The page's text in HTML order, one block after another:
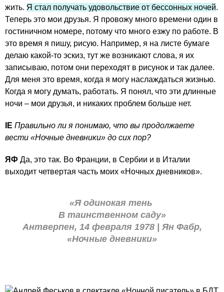
жить. Я стал получать удовольствие от бессонных ночей.
Теперь это мои друзья. Я провожу много времени один в
гостиничном номере, потому что много езжу по работе. В
это время я пишу, рисую. Например, я на листе бумаге
делаю какой-то эскиз, тут же возникают слова, я их
записываю, потом они переходят в рисунок и так далее.
Для меня это время, когда я могу наслаждаться жизнью.
Когда я могу думать, работать. Я понял, что эти длинные
ночи – мои друзья, и никаких проблем больше нет.
IE Правильно ли я понимаю, что вы продолжаете
вести «Ночные дневники» до сих пор?
ЯФ Да, это так. Во Франции, в Сербии и в Италии
выходит четвертая часть моих «Ночных дневников».
«Я одинокая тень ​
В таинственном саду»
Антверпен, 14 февраля 1978 | Ян Фабр,
«Ночные дневники»